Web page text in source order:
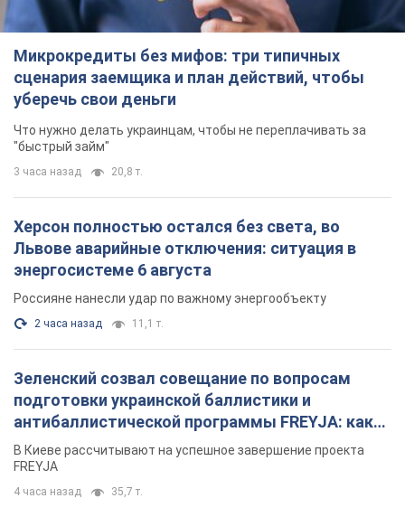
Микрокредиты без мифов: три типичных
сценария заемщика и план действий, чтобы
уберечь свои деньги
Что нужно делать украинцам, чтобы не переплачивать за
"быстрый займ"
3 часа назад 20,8 т.
Херсон полностью остался без света, во
Львове аварийные отключения: ситуация в
энергосистеме 6 августа
Россияне нанесли удар по важному энергообъекту
2 часа назад 11,1 т.
Зеленский созвал совещание по вопросам
подготовки украинской баллистики и
антибаллистической программы FREYJA: какие
решения готовятся
В Киеве рассчитывают на успешное завершение проекта
FREYJA
4 часа назад 35,7 т.